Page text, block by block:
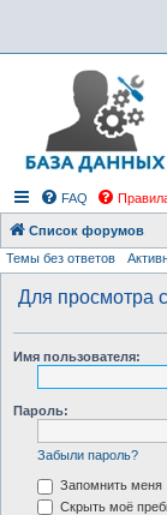
FAQ
Список форумов
Темы без ответов
Для просмотра
Имя пользователя:
Пароль:
Забыли пароль?
Запомнить меня
Скрыть моё